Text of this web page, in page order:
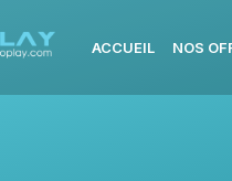
ACCUEIL NOS